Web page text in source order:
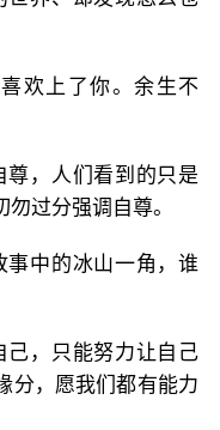
欢上了你。余生不
尊，人们看到的只是
过分强调自尊。
事中的冰山一角，谁
己，只能努力让自己
分，愿我们都有能力